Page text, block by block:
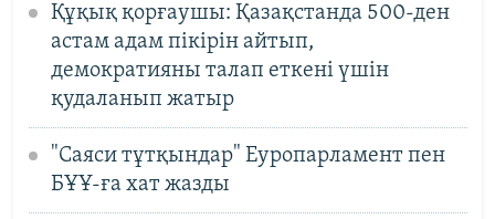
Құқық қорғаушы: Қазақстанда 500-ден
астам адам пікірін айтып,
демократияны талап еткені үшін
қудаланып жатыр
"Саяси тұтқындар" Еуропарламент пен
БҰҰ-ға хат жазды